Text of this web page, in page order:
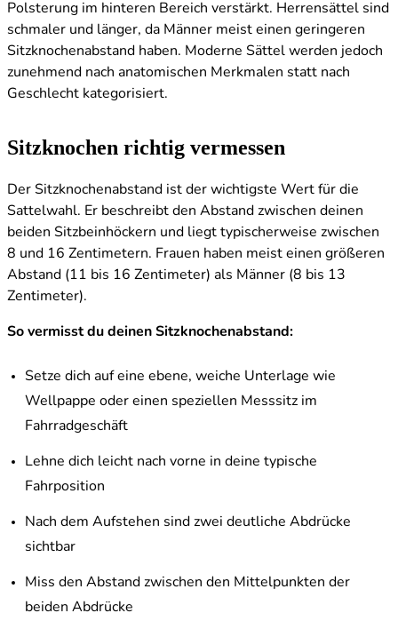
Polsterung im hinteren Bereich verstärkt. Herrensättel sind
schmaler und länger, da Männer meist einen geringeren
Sitzknochenabstand haben. Moderne Sättel werden jedoch
zunehmend nach anatomischen Merkmalen statt nach
Geschlecht kategorisiert.
Sitzknochen richtig vermessen
Der Sitzknochenabstand ist der wichtigste Wert für die
Sattelwahl. Er beschreibt den Abstand zwischen deinen
beiden Sitzbeinhöckern und liegt typischerweise zwischen
8 und 16 Zentimetern. Frauen haben meist einen größeren
Abstand (11 bis 16 Zentimeter) als Männer (8 bis 13
Zentimeter).
So vermisst du deinen Sitzknochenabstand:
Setze dich auf eine ebene, weiche Unterlage wie
Wellpappe oder einen speziellen Messsitz im
Fahrradgeschäft
Lehne dich leicht nach vorne in deine typische
Fahrposition
Nach dem Aufstehen sind zwei deutliche Abdrücke
sichtbar
Miss den Abstand zwischen den Mittelpunkten der
beiden Abdrücke